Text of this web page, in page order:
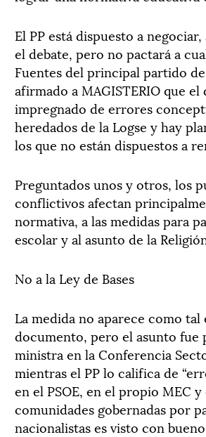
El PP está dispuesto a
el debate, pero no pactará a
Fuentes del principal partido
afirmado a MAGISTERIO que
impregnado de errores
heredados de la Logse y hay
los que no están dispuestos a
Preguntados unos y otros, los
conflictivos afectan
normativa, a las medidas para
escolar y al asunto de la
No a la Ley de Bases
La medida no aparece como tal
documento, pero el asunto fue
ministra en la Conferencia
mientras el PP lo califica de
en el PSOE, en el propio MEC y
comunidades gobernadas por
nacionalistas es visto con